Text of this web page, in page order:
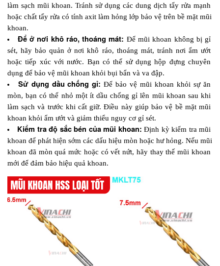
làm sạch mũi khoan. Tránh sử dụng các dung dịch tẩy rửa mạnh
hoặc chất tẩy rửa có tính axit làm hỏng lớp bảo vệ trên bề mặt mũi
khoan.
Để ở nơi khô ráo, thoáng mát: Để mũi khoan không bị gỉ
sét, hãy bảo quản ở nơi khô ráo, thoáng mát, tránh nơi ẩm ướt
hoặc tiếp xúc với nước. Bạn có thể sử dụng hộp đựng chuyên
dụng để bảo vệ mũi khoan khỏi bụi bẩn và va đập.
Sử dụng dầu chống gỉ: Để bảo vệ mũi khoan khỏi sự ăn
mòn, bạn có thể nhỏ một ít dầu chống gỉ lên mũi khoan sau khi
làm sạch và trước khi cất giữ. Điều này giúp bảo vệ bề mặt mũi
khoan khỏi ẩm ướt và giảm thiểu nguy cơ gỉ sét.
Kiểm tra độ sắc bén của mũi khoan: Định kỳ kiểm tra mũi
khoan để phát hiện sớm các dấu hiệu mòn hoặc hư hỏng. Nếu mũi
khoan đã mòn quá mức hoặc có vết nứt, hãy thay thế mũi khoan
mới để đảm bảo hiệu quả khoan.